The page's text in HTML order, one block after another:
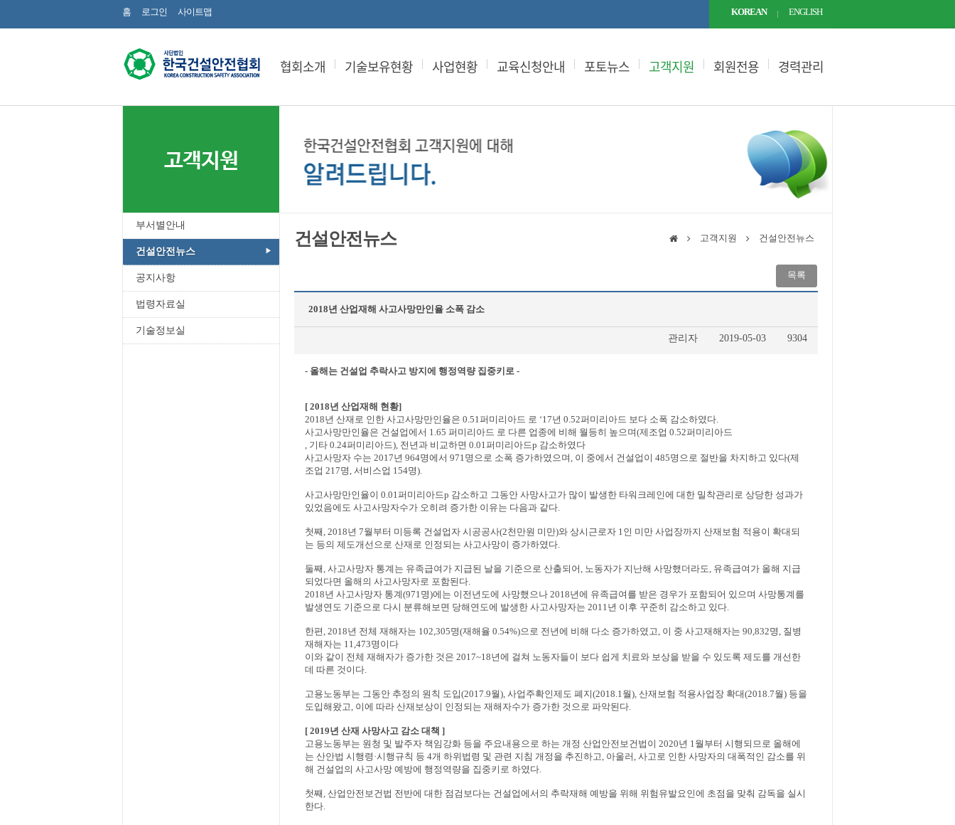
홈 로그인 사이트맵 KOREAN ENGLISH
협회소개 기술보유현황 사업현황 교육신청안내 포토뉴스 고객지원 회원전용 경력관리
고객지원
부서별안내
건설안전뉴스
공지사항
법령자료실
기술정보실
건설안전뉴스 고객지원 건설안전뉴스
목록
2018년 산업재해 사고사망만인율 소폭 감소
관리자 2019-05-03 9304
- 올해는 건설업 추락사고 방지에 행정역량 집중키로 -
[ 2018년 산업재해 현황]
2018년 산재로 인한 사고사망만인율은 0.51퍼미리아드 로 ‘17년 0.52퍼미리아드 보다 소폭 감소하였다.
사고사망만인율은 건설업에서 1.65 퍼미리아드 로 다른 업종에 비해 월등히 높으며(제조업 0.52퍼미리아드
, 기타 0.24퍼미리아드), 전년과 비교하면 0.01퍼미리아드p 감소하였다
사고사망자 수는 2017년 964명에서 971명으로 소폭 증가하였으며, 이 중에서 건설업이 485명으로 절반을 차지하고 있다(제
조업 217명, 서비스업 154명).
사고사망만인율이 0.01퍼미리아드p 감소하고 그동안 사망사고가 많이 발생한 타워크레인에 대한 밀착관리로 상당한 성과가
있었음에도 사고사망자수가 오히려 증가한 이유는 다음과 같다.
첫째, 2018년 7월부터 미등록 건설업자 시공공사(2천만원 미만)와 상시근로자 1인 미만 사업장까지 산재보험 적용이 확대되
는 등의 제도개선으로 산재로 인정되는 사고사망이 증가하였다.
둘째, 사고사망자 통계는 유족급여가 지급된 날을 기준으로 산출되어, 노동자가 지난해 사망했더라도, 유족급여가 올해 지급
되었다면 올해의 사고사망자로 포함된다.
2018년 사고사망자 통계(971명)에는 이전년도에 사망했으나 2018년에 유족급여를 받은 경우가 포함되어 있으며 사망통계를
발생연도 기준으로 다시 분류해보면 당해연도에 발생한 사고사망자는 2011년 이후 꾸준히 감소하고 있다.
한편, 2018년 전체 재해자는 102,305명(재해율 0.54%)으로 전년에 비해 다소 증가하였고, 이 중 사고재해자는 90,832명, 질병
재해자는 11,473명이다
이와 같이 전체 재해자가 증가한 것은 2017~18년에 걸쳐 노동자들이 보다 쉽게 치료와 보상을 받을 수 있도록 제도를 개선한
데 따른 것이다.
고용노동부는 그동안 추정의 원칙 도입(2017.9월), 사업주확인제도 폐지(2018.1월), 산재보험 적용사업장 확대(2018.7월) 등을
도입해왔고, 이에 따라 산재보상이 인정되는 재해자수가 증가한 것으로 파악된다.
[ 2019년 산재 사망사고 감소 대책 ]
고용노동부는 원청 및 발주자 책임강화 등을 주요내용으로 하는 개정 산업안전보건법이 2020년 1월부터 시행되므로 올해에
는 산안법 시행령·시행규칙 등 4개 하위법령 및 관련 지침 개정을 추진하고, 아울러, 사고로 인한 사망자의 대폭적인 감소를 위
해 건설업의 사고사망 예방에 행정역량을 집중키로 하였다.
첫째, 산업안전보건법 전반에 대한 점검보다는 건설업에서의 추락재해 예방을 위해 위험유발요인에 초점을 맞춰 감독을 실시
한다.